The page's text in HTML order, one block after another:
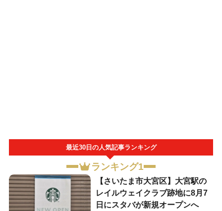
最近30日の人気記事ランキング
ランキング1
【さいたま市大宮区】大宮駅の
レイルウェイクラブ跡地に8月7
日にスタバが新規オープンへ